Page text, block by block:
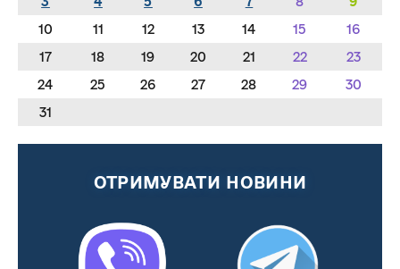
10
11 12 13 14 15
16
17
18 19 20 21 22
23
24
25 26 27 28 29
30
31
ОТРИМУВАТИ НОВИНИ